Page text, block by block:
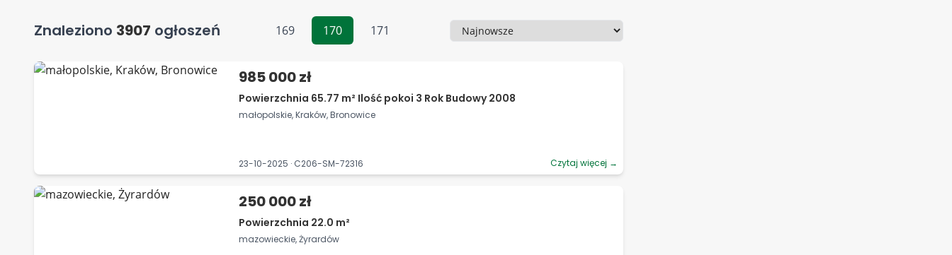
Znaleziono 3907 ogłoszeń 169 170 171 Sortowanie
985 000 zł
Powierzchnia 65.77 m² Ilość pokoi 3 Rok Budowy 2008
małopolskie, Kraków, Bronowice
23-10-2025 · C206-SM-72316 Czytaj więcej →
250 000 zł
Powierzchnia 22.0 m²
mazowieckie, Żyrardów